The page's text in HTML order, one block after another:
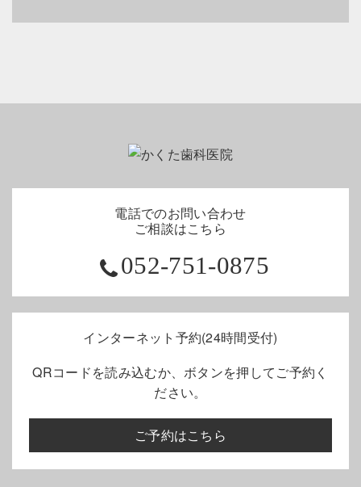
電話でのお問い合わせ
ご相談はこちら
052-751-0875
インターネット予約(24時間受付)
QRコードを読み込むか、ボタンを押してご予約く
ださい。
ご予約はこちら